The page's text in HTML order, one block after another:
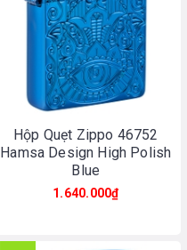
Hộp Quẹt Zippo 46752
Hamsa Design High Polish
Blue
1.640.000₫